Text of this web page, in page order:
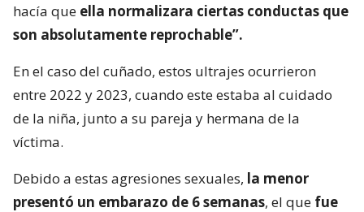
hacía que ella normalizara ciertas conductas que
son absolutamente reprochable”.
En el caso del cuñado, estos ultrajes ocurrieron
entre 2022 y 2023, cuando este estaba al cuidado
de la niña, junto a su pareja y hermana de la
víctima.
Debido a estas agresiones sexuales, la menor
presentó un embarazo de 6 semanas, el que fue